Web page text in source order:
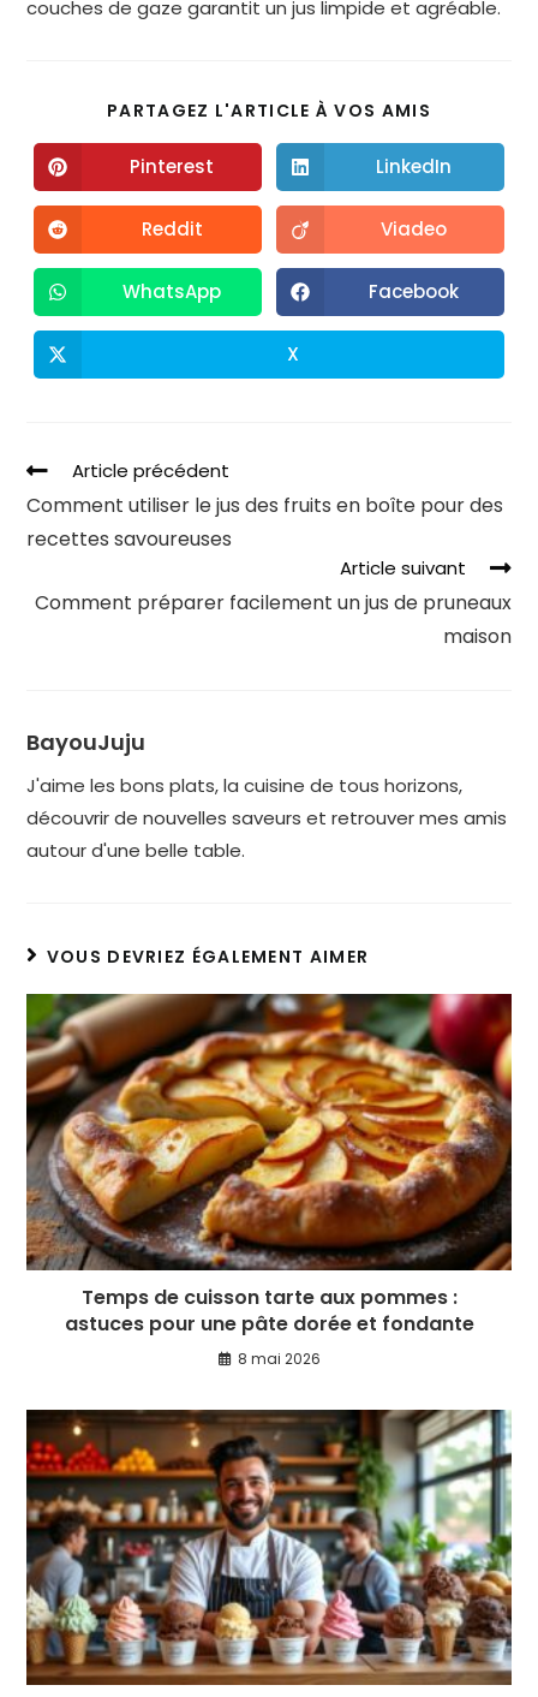
couches de gaze garantit un jus limpide et agréable.
PARTAGEZ L'ARTICLE À VOS AMIS
Pinterest LinkedIn
Reddit Viadeo
WhatsApp Facebook
X
Article précédent
Comment utiliser le jus des fruits en boîte pour des
recettes savoureuses
Article suivant
Comment préparer facilement un jus de pruneaux
maison
BayouJuju
J'aime les bons plats, la cuisine de tous horizons,
découvrir de nouvelles saveurs et retrouver mes amis
autour d'une belle table.
VOUS DEVRIEZ ÉGALEMENT AIMER
Temps de cuisson tarte aux pommes :
astuces pour une pâte dorée et fondante
8 mai 2026